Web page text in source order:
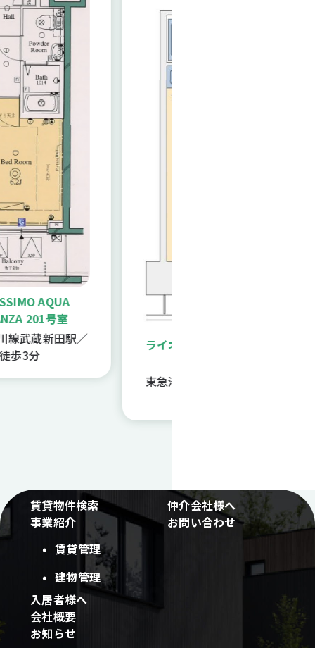
AQUA
号室
蔵新田駅／
ライオンズマンション雪が
東急池上線雪が谷大塚駅／
賃貸物件検索
事業紹介
賃貸管理
建物管理
入居者様へ
会社概要
お知らせ
仲介会社様へ
お問い合わせ